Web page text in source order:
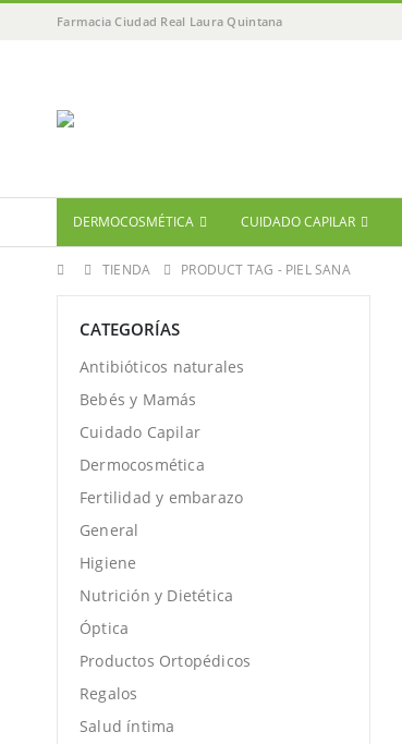
Farmacia Ciudad Real Laura Quintana
DERMOCOSMÉTICA CUIDADO CAPILAR
TIENDA PRODUCT TAG - PIEL SANA
CATEGORÍAS
Antibióticos naturales
Bebés y Mamás
Cuidado Capilar
Dermocosmética
Fertilidad y embarazo
General
Higiene
Nutrición y Dietética
Óptica
Productos Ortopédicos
Regalos
Salud íntima